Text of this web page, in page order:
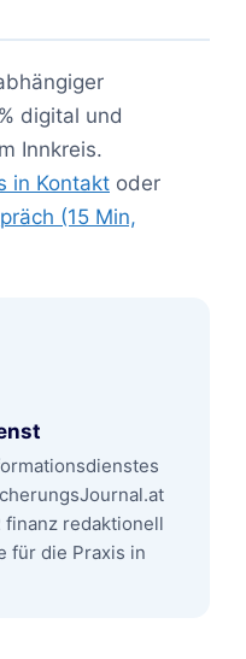
digital und
Innkreis.
in Kontakt oder
(15 Min,
finanz redaktionell
für die Praxis in